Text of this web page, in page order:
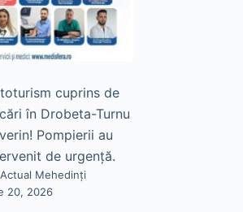
cuprins de
în Drobeta-Turnu
Pompierii au
de urgență.
Mehedinți
20, 2026